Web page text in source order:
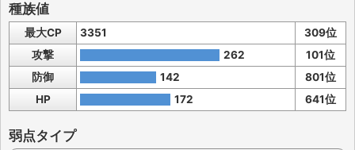
種族値
最大CP 3351
309位
攻撃
262
101位
防御
142
801位
HP
172 641位
弱点タイプ